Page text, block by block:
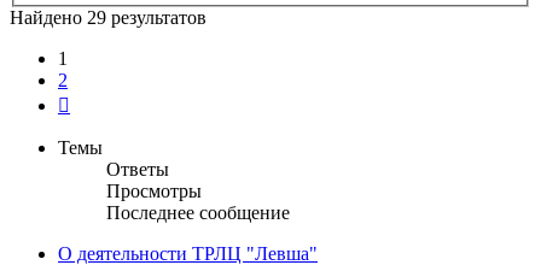
Найдено 29 результатов
1
2
Темы
Ответы
Просмотры
Последнее сообщение
О деятельности ТРЛЦ "Левша"